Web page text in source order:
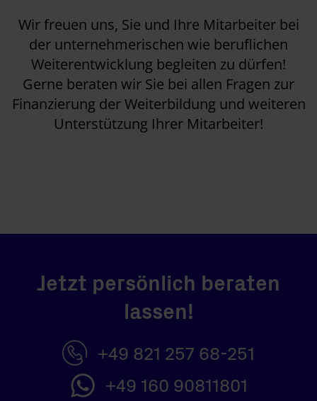
Wir freuen uns, Sie und Ihre Mitarbeiter bei
der unternehmerischen wie beruflichen
Weiterentwicklung begleiten zu dürfen!
Gerne beraten wir Sie bei allen Fragen zur
Finanzierung der Weiterbildung und weiteren
Unterstützung Ihrer Mitarbeiter!
Jetzt persönlich beraten
lassen!
+49 821 257 68-251
+49 160 90811801